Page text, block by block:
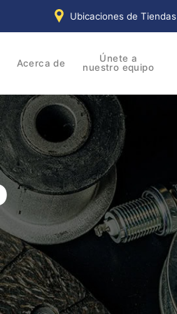
Ubicaciones de Tiendas
Acerca de
Únete a
nuestro equipo